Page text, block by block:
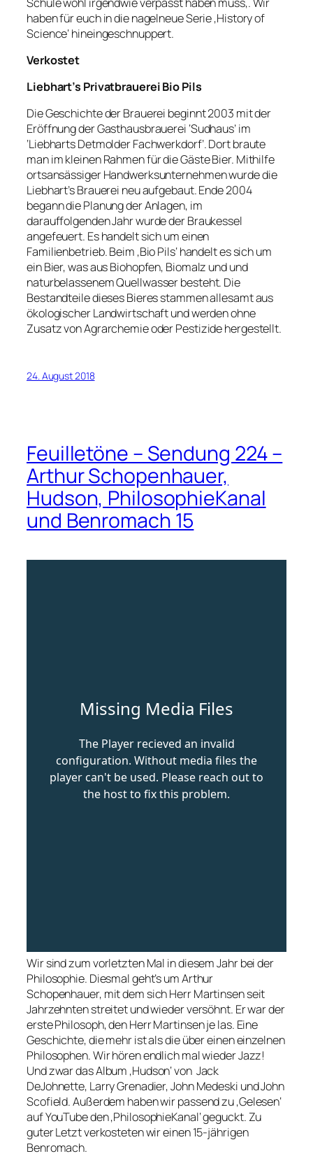
haben für euch in die nagelneue Serie ‚History of
Science‘ hineingeschnuppert.
Verkostet
Liebhart’s Privatbrauerei Bio Pils
Die Geschichte der Brauerei beginnt 2003 mit der
Eröffnung der Gasthausbrauerei ‘Sudhaus’ im
‘Liebharts Detmolder Fachwerkdorf’. Dort braute
man im kleinen Rahmen für die Gäste Bier. Mithilfe
ortsansässiger Handwerksunternehmen wurde die
Liebhart’s Brauerei neu aufgebaut. Ende 2004
begann die Planung der Anlagen, im
darauffolgenden Jahr wurde der Braukessel
angefeuert. Es handelt sich um einen
Familienbetrieb. Beim ‚Bio Pils‘ handelt es sich um
ein Bier, was aus Biohopfen, Biomalz und und
naturbelassenem Quellwasser besteht. Die
Bestandteile dieses Bieres stammen allesamt aus
ökologischer Landwirtschaft und werden ohne
Zusatz von Agrarchemie oder Pestizide hergestellt.
24. August 2018
Feuilletöne – Sendung 224 –
Arthur Schopenhauer,
Hudson, PhilosophieKanal
und Benromach 15
Wir sind zum vorletzten Mal in diesem Jahr bei der
Philosophie. Diesmal geht’s um Arthur
Schopenhauer, mit dem sich Herr Martinsen seit
Jahrzehnten streitet und wieder versöhnt. Er war der
erste Philosoph, den Herr Martinsen je las. Eine
Geschichte, die mehr ist als die über einen einzelnen
Philosophen. Wir hören endlich mal wieder Jazz!
Und zwar das Album ‚Hudson‘ von Jack
DeJohnette, Larry Grenadier, John Medeski und John
Scofield. Außerdem haben wir passend zu ‚Gelesen‘
auf YouTube den ‚PhilosophieKanal‘ geguckt. Zu
guter Letzt verkosteten wir einen 15-jährigen
Benromach.